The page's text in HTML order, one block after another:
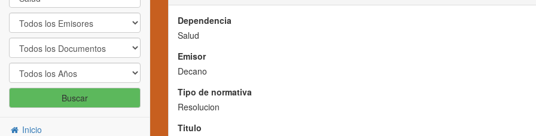
Buscar
Inicio
Dependencia
Salud
Emisor
Decano
Tipo de normativa
Resolucion
Titulo